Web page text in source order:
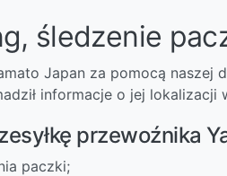
śledzenie
Japan za pomocą
informacje o jej lokalizacji
przewoźnika
paczki;